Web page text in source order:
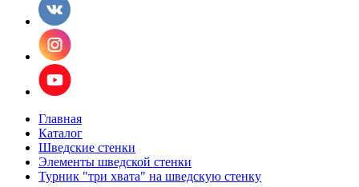
Главная
Каталог
Шведские стенки
Элементы шведской стенки
Турник "три хвата" на шведскую стенку